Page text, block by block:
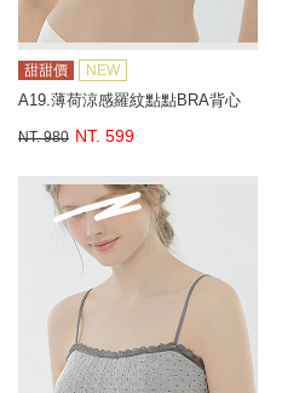
甜甜價 NEW
A19.薄荷涼感羅紋點點BRA背心
NT. 980 NT. 599